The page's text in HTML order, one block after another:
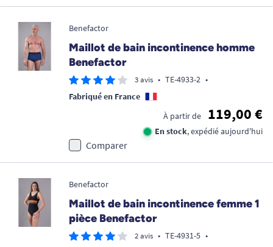
Benefactor
Maillot de bain incontinence homme
Benefactor
3 avis • TE-4933-2 •
Fabriqué en France
À partir de
119,00 €
En stock, expédié aujourd'hui
Comparer
Benefactor
Maillot de bain incontinence femme 1
pièce Benefactor
2 avis • TE-4931-5 •